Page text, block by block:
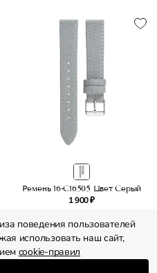
Ремень 16-C16505 Цвет Серый
1 900 ₽
поведения пользователей
использовать наш сайт,
cookie-правил